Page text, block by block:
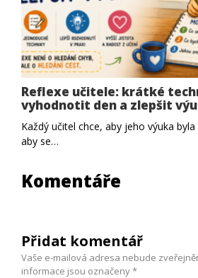
Reflexe učitele: krátké
vyhodnotit den a zlepšit
Každý učitel chce, aby jeho výuka
aby se…
Komentáře
Přidat komentář
Vaše e-mailová adresa nebude
informace jsou označeny*